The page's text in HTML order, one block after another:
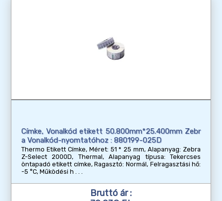
Címke, Vonalkód etikett 50.800mm*25.400mm Zebr
a Vonalkód-nyomtatóhoz : 880199-025D
Thermo Etikett Címke, Méret: 51 * 25 mm, Alapanyag: Zebra
Z-Select 2000D, Thermal, Alapanyag típusa: Tekercses
öntapadó etikett címke, Ragasztó: Normál, Felragasztási hő:
-5 °C, Működési h
Bruttó ár :